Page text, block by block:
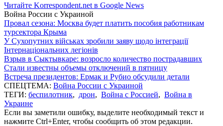
Читайте Korrespondent.net в Google News
Война России с Украиной
Провал сезона: Москва будет платить пособия работникам
турсектора Крыма
У Сухопутних військах зробили заяву щодо інтеграції
Інтернаціональних легіонів
Взрыв в Сыктывкаре: возросло количество пострадавших
Стали известны объемы отключений в пятницу
Встреча президентов: Ермак и Рубио обсудили детали
СПЕЦТЕМА: Война России с Украиной
ТЕГИ: беспилотник, дрон, Война с Россией, Война в
Украине
Если вы заметили ошибку, выделите необходимый текст и
нажмите Ctrl+Enter, чтобы сообщить об этом редакции.